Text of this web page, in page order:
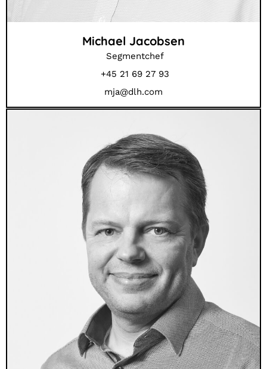
Michael Jacobsen
Segmentchef
+45 21 69 27 93
mja@dlh.com